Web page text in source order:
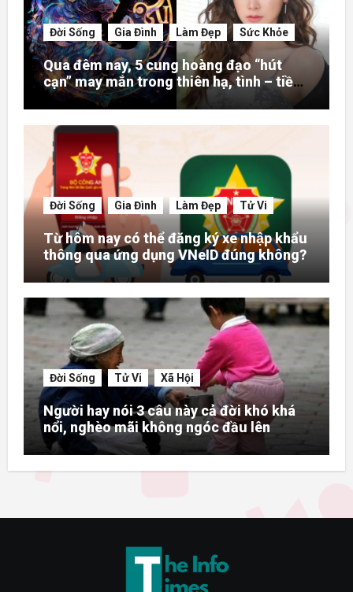
Đời Sống Gia Đình Làm Đẹp Sức Khỏe
Qua đêm nay, 5 cung hoàng đạo “hút
cạn” may mắn trong thiên hạ, tình – tiền
– danh rực rỡ hơn người
Đời Sống Gia Đình Làm Đẹp Tử Vi
Từ hôm nay có thể đăng ký xe nhập khẩu
thông qua ứng dụng VNeID đúng không?
Đời Sống Tử Vi Xã Hội
Người hay nói 3 câu này cả đời khó khá
nổi, nghèo mãi không ngóc đầu lên